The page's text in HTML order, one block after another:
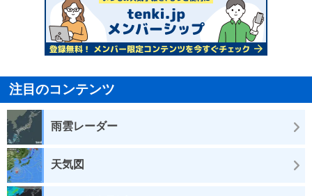
注目のコンテンツ
雨雲レーダー
天気図